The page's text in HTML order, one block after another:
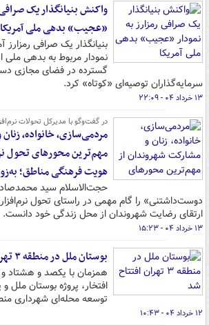
واکنش بنیانگذار یک
«عجیب» بدهی ملی آمریکا
بنیانگذار یک صرافی
نمودار مربوط به بدهی
گسترده در فضای مجازی
سرمایه‌گذاران توصیه‌ای «کوتاه» کرد.
۱۳ خرداد ۰۴ - ۲۲:۰۹
در گفت‌وگو با مدیرکل تحولات
مردمی‌سازی، خانواده،
مهم‌ترین محورهای تحول
هویت فرهنگی مناطق؛
حجت‌الاسلام سید
دوست‌داشتنی» را گام مهمی در راستای تحول
ارتقای رضایت شهروندان از محل زندگی خود دانست.
۱۳ خرداد ۰۴ - ۱۵:۲۳
بوستان ملل در منطقه ۳ تهران افتتاح شد
همزمان با یکصد و هشتاد
افتخار، پروژه بوستان ملل
توسعه محله‌ای شهرداری منطقه ۳ تهران
۱۲ خرداد ۰۴ - ۱۰:۴۳